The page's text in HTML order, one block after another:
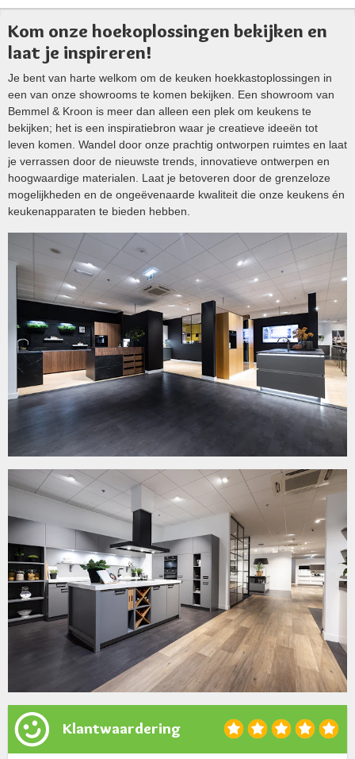
Kom onze hoekoplossingen bekijken en
laat je inspireren!
Je bent van harte welkom om de keuken hoekkastoplossingen in
een van onze showrooms te komen bekijken. Een showroom van
Bemmel & Kroon is meer dan alleen een plek om keukens te
bekijken; het is een inspiratiebron waar je creatieve ideeën tot
leven komen. Wandel door onze prachtig ontworpen ruimtes en laat
je verrassen door de nieuwste trends, innovatieve ontwerpen en
hoogwaardige materialen. Laat je betoveren door de grenzeloze
mogelijkheden en de ongeëvenaarde kwaliteit die onze keukens én
keukenapparaten te bieden hebben.
Klantwaardering